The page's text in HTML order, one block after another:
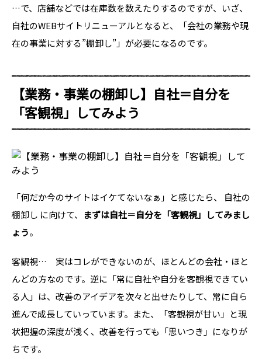
…で、店舗などでは在庫数を数えたりするのですが、いざ、
自社のWEBサイトリニューアルとなると、
「会社の業務や現
在の事業に対する”棚卸し”」 が必要になるのです。
【業務・事業の棚卸し】自社＝自分を
「客観視」してみよう
「何だか今のサイトはイケてないなぁ」と感じたら、 自社の
棚卸し に向けて、
まずは自社＝自分を「客観視」してみまし
ょう。
客観視… 実はコレができないのが、ほとんどの会社・ほと
んどの方なのです。逆に「常に自社や自分を客観視できてい
る人」は、改善のアイデアを次々と出せたりして、常に自ら
進んで成長していっています。また、「客観視が甘い」と現
状把握の深度が浅く、改善を行っても「思いつき」になりが
ちです。